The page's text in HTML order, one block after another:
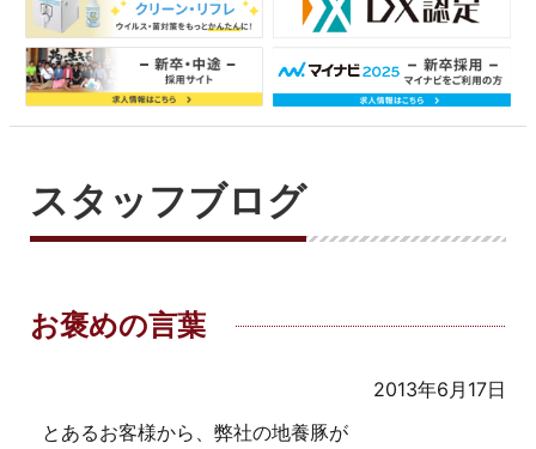
スタッフブログ
お褒めの言葉
2013年6月17日
とあるお客様から、弊社の地養豚が